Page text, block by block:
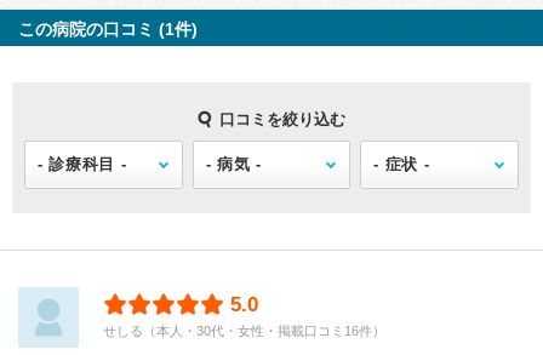
この病院の口コミ (1件)
口コミを絞り込む
5.0
せしる（本人・30代・女性・掲載口コミ16件）